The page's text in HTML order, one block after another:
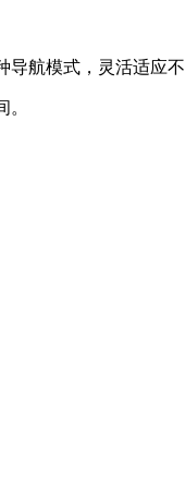
航模式，灵活适应不